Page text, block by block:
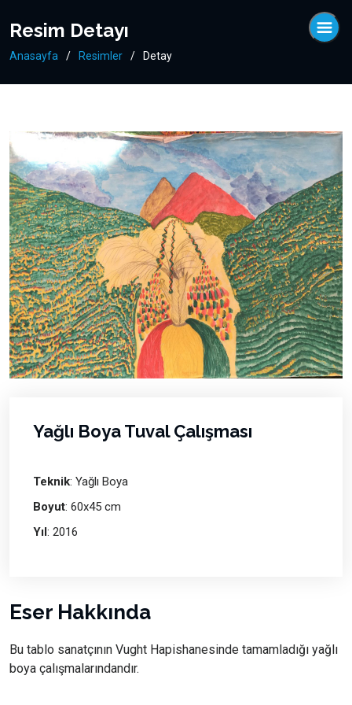
Resim Detayı
Anasayfa Resimler Detay
Yağlı Boya Tuval Çalışması
Teknik: Yağlı Boya
Boyut: 60x45 cm
Yıl : 2016
Eser Hakkında
Bu tablo sanatçının Vught Hapishanesinde tamamladığı yağlı
boya çalışmalarındandır.